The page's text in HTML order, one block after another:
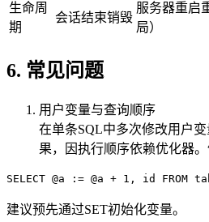
生命周
期
会话结束销毁
服务器重启
局）
6. 常见问题
用户变量与查询顺序
在单条SQL中多次修改用户
果，因执行顺序依赖优化器。
建议预先通过SET初始化变量。